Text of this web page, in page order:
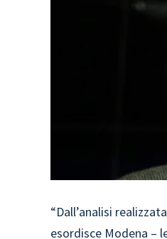
“Dall’analisi
esordisce Modena –